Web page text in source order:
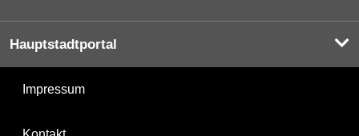
Hauptstadtportal
Impressum